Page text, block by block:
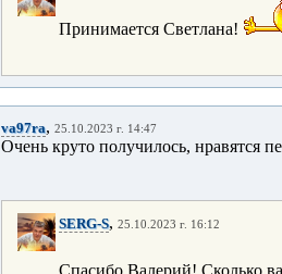
Принимается Светлана!
va97ra, 25.10.2023 г. 14:47
Очень круто получилось, нравятся
SERG-S, 25.10.2023 г. 16:12
Спасибо Валерий! Сколько